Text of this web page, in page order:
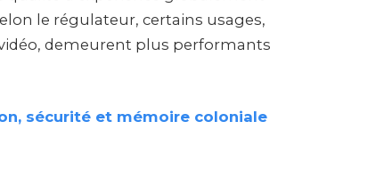
le régulateur, certains usages,
demeurent plus performants
sécurité et mémoire coloniale